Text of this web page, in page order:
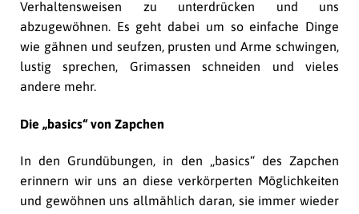
Verhaltensweisen zu unterdrücken und uns
abzugewöhnen. Es geht dabei um so einfache Dinge
wie gähnen und seufzen, prusten und Arme schwingen,
lustig sprechen, Grimassen schneiden und vieles
andere mehr.
Die „basics“ von Zapchen
In den Grundübungen, in den „basics“ des Zapchen
erinnern wir uns an diese verkörperten Möglichkeiten
und gewöhnen uns allmählich daran, sie immer wieder